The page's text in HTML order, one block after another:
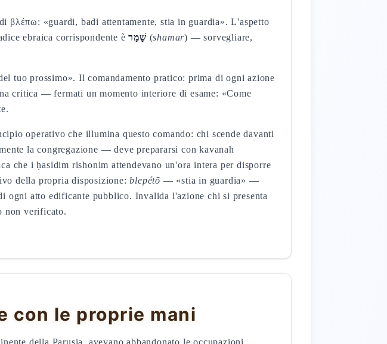
βλέπω: «guardi, badi attentamente, stia in guardia». L'aspetto
ebraica corrispondente èשָׁמַר(shamar) — sorvegliare,
tuo prossimo». Il comandamento pratico: prima di ogni azione
critica — fermati un momento interiore di esame: «Come
operativo che illumina questo comando: chi scende davanti
la congregazione — deve prepararsi con kavanah
che i ḥasidim rishonim attendevano un'ora intera per disporre
della propria disposizione:blepétō — «stia in guardia» —
ogni atto edificante pubblico. Invalida l'azione chi si presenta
non verificato.
con le proprie mani
della Parusia, avevano abbandonato le occupazioni